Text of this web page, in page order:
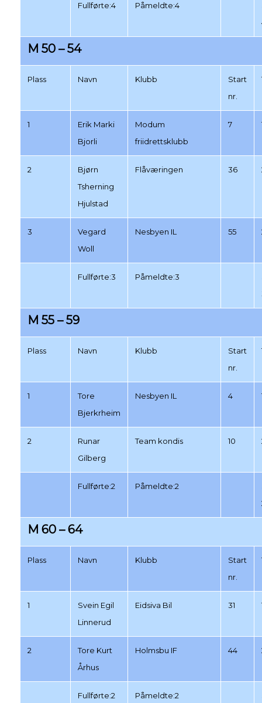
Fullførte:4 Påmeldte:4
M 50 – 54
Plass Navn Klubb
Start
nr.
1
Erik Marki
Bjorli
Modum
friidrettsklubb
7
2
Bjørn
Tsherning
Hjulstad
Flåværingen 36
3
Vegard
Woll
Nesbyen IL 55
Fullførte:3 Påmeldte:3
M 55 – 59
Plass Navn Klubb
Start
nr.
1
Tore
Bjerkrheim
Nesbyen IL 4
2
Runar
Gilberg
Team kondis 10
Fullførte:2 Påmeldte:2
M 60 – 64
Plass Navn Klubb
Start
nr.
1
Svein Egil
Linnerud
Eidsiva Bil 31
2
Tore Kurt
Århus
Holmsbu IF 44
Fullførte:2 Påmeldte:2